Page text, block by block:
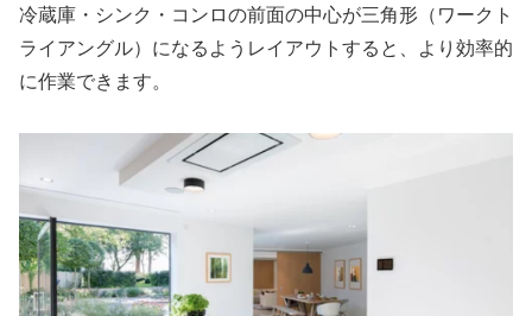
冷蔵庫・シンク・コンロの前面の中心が三角形（ワークト
ライアングル）になるようレイアウトすると、より効率的
に作業できます。